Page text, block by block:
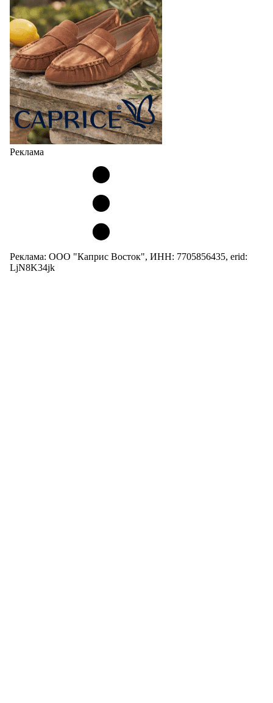
Реклама
Реклама: ООО "Каприс Восток", ИНН: 7705856435, erid:
LjN8K34jk